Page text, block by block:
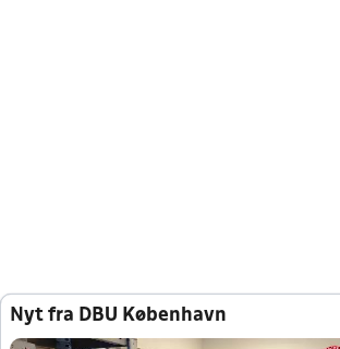
Nyt fra DBU København